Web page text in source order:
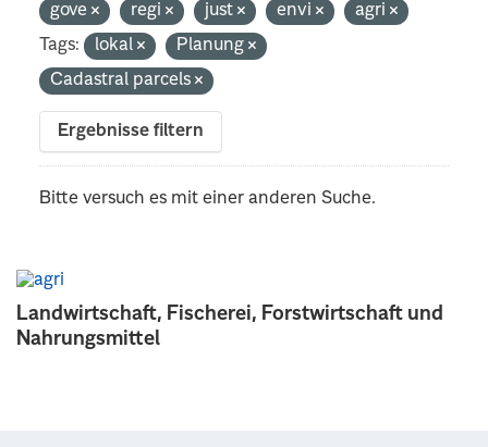
Landwirtschaft, Fischerei, Forstwirtschaft und
Nahrungsmittel
gove
regi just envi
agri
Tags:
lokal
Planung
Cadastral parcels
Ergebnisse filtern
Bitte versuch es mit einer anderen Suche.